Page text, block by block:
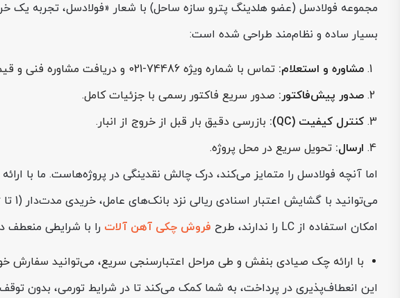
مجموعه فولادسل (عضو هلدینگ پترو سازه ساحل) با شعار «فولادسل، تجربه یک
بسیار ساده و نظام‌مند طراحی شده است:
مشاوره و استعلام: تماس با شماره ویژه 74486-021 و دریافت مشاوره فنی و قیمت نهایی.
صدور پیش‌فاکتور: صدور سریع فاکتور رسمی با جزئیات کامل.
کنترل کیفیت (QC):
بازرسی دقیق بار قبل از خروج از انبار.
ارسال: تحویل سریع در محل پروژه.
امکان استفاده از LC را ندارند، طرح
فروش چکی آهن آلات را با شرایطی منعطف
با ارائه چک صیادی بنفش و طی مراحل اعتبارسنجی سریع، می‌توانید سفارش
این انعطاف‌پذیری در پرداخت، به شما کمک می‌کند تا در شرایط تورمی، بدون